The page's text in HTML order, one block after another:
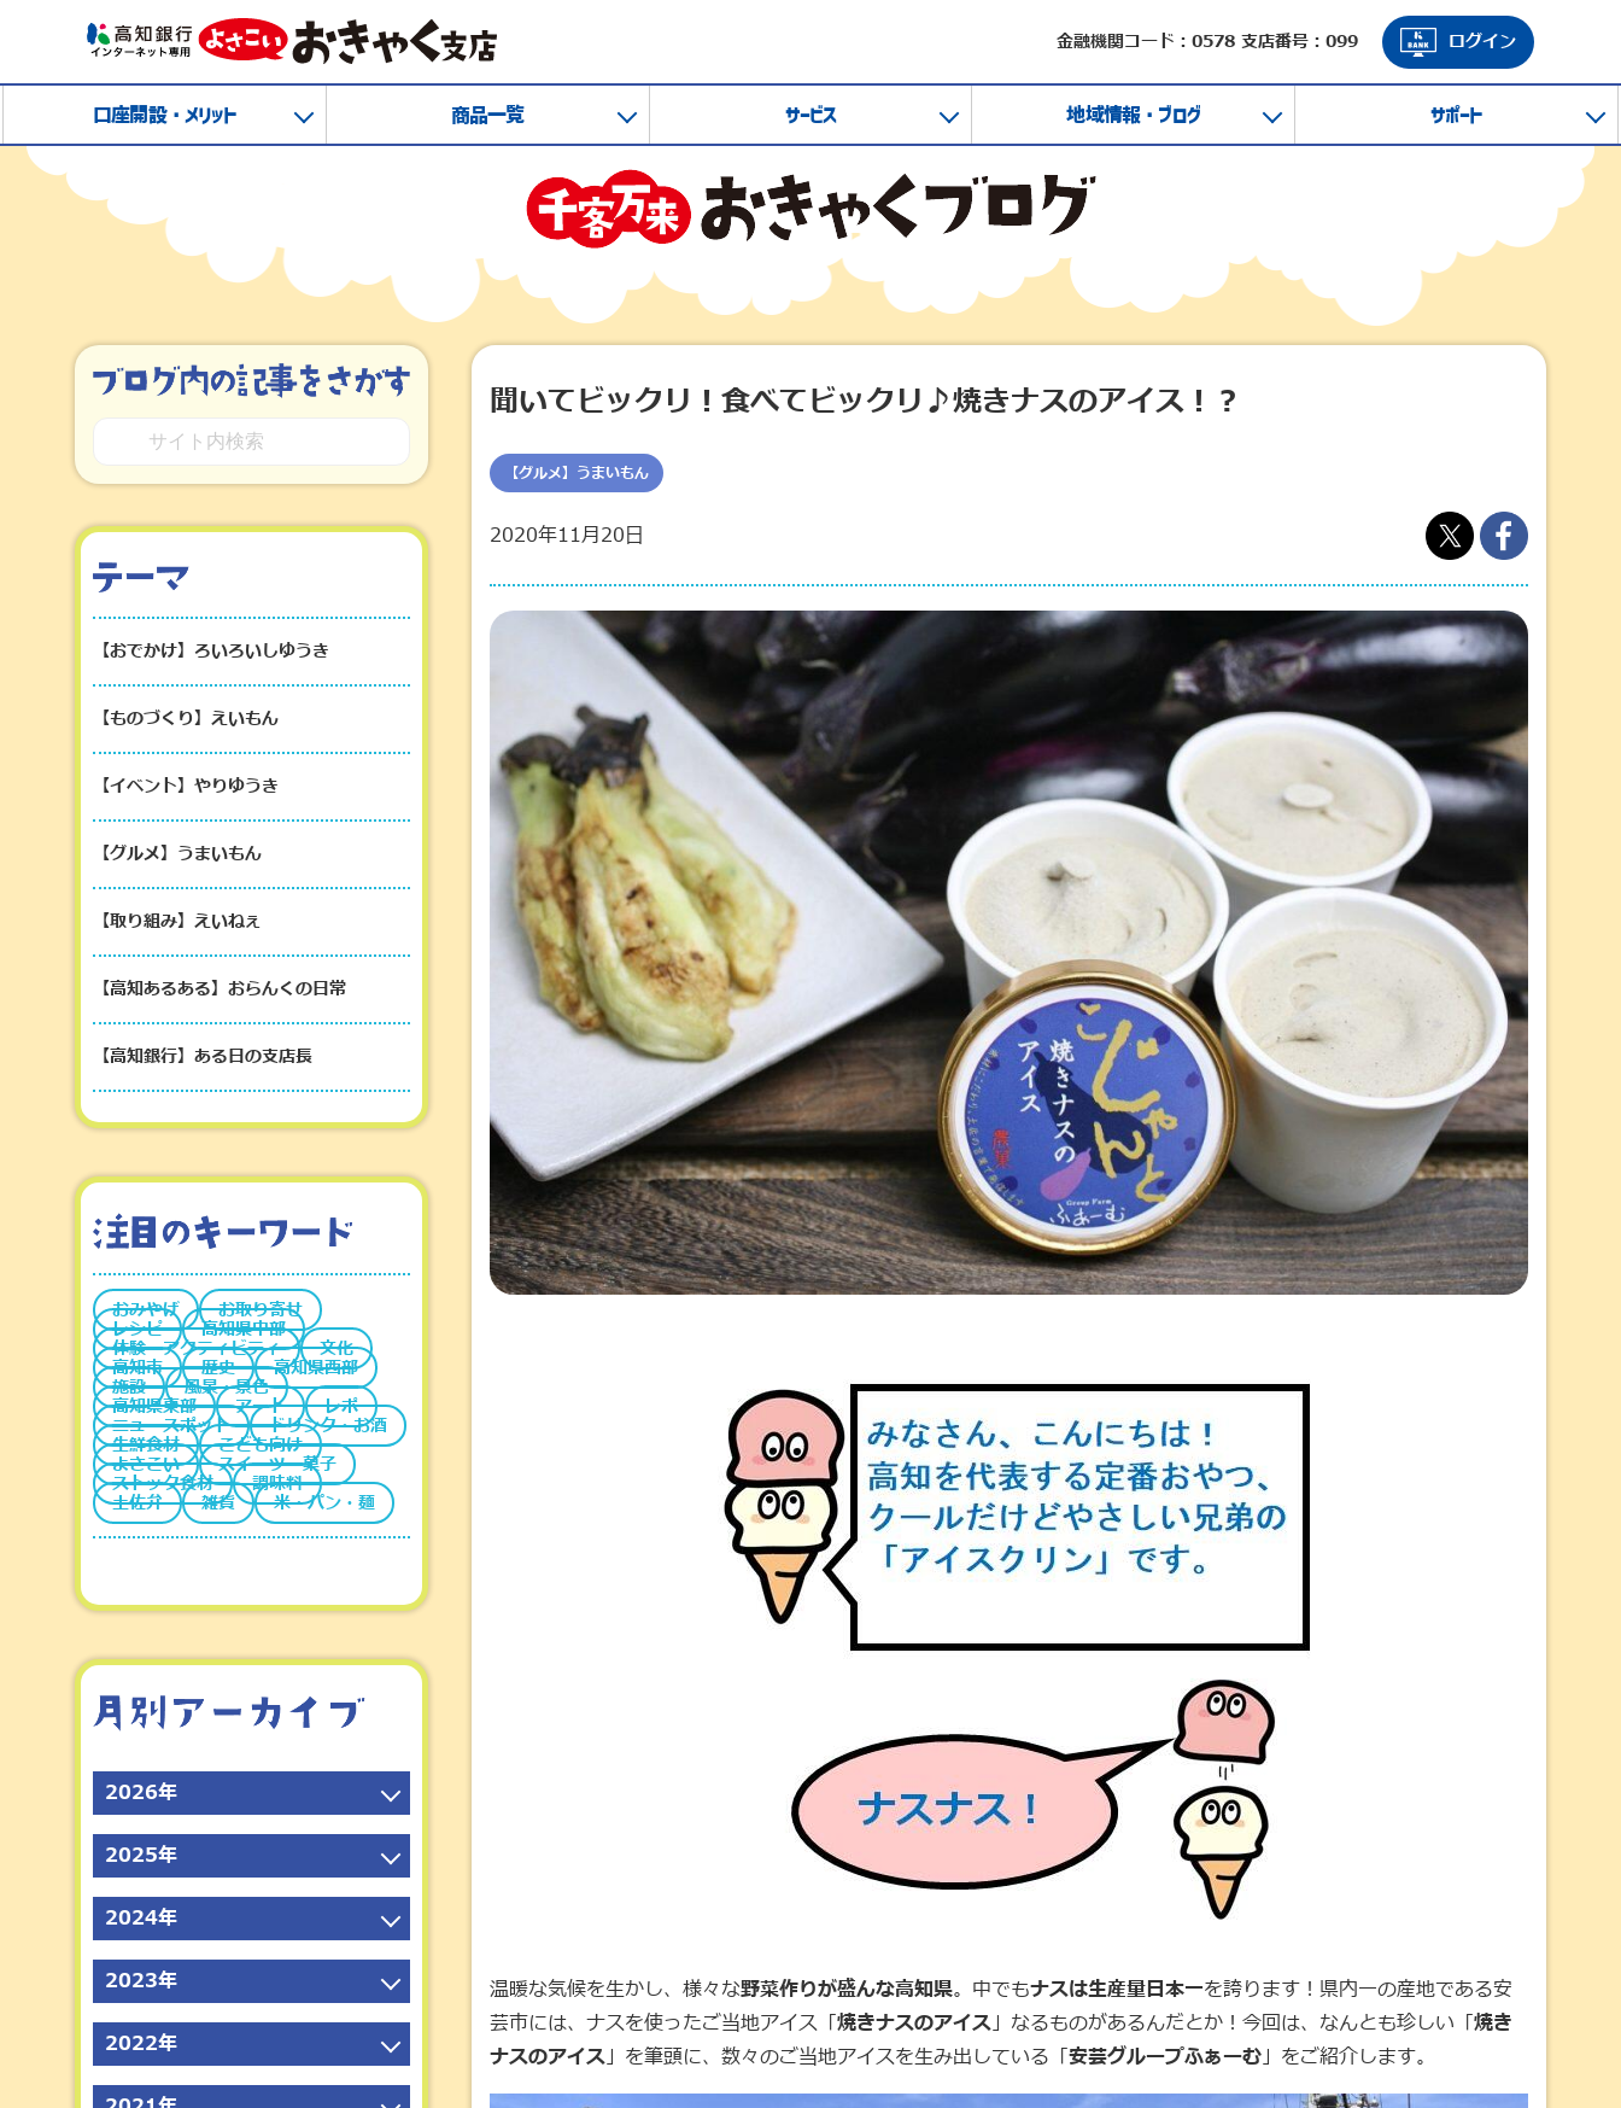
金融機関コード：0578 支店番号：099 ログイン
口座開設・メリット 商品一覧 サービス 地域情報・ブログ サポート
聞いてビックリ！食べてビックリ♪焼きナスのアイス！？
【グルメ】うまいもん
2020年11月20日
温暖な気候を生かし、様々な野菜作りが盛んな高知県。中でもナスは生産量日本一を誇ります！県内一の産地である安
芸市には、ナスを使ったご当地アイス「焼きナスのアイス」なるものがあるんだとか！今回は、なんとも珍しい「焼き
ナスのアイス」を筆頭に、数々のご当地アイスを生み出している「安芸グループふぁーむ」をご紹介します。
【おでかけ】ろいろいしゆうき
【ものづくり】えいもん
【イベント】やりゆうき
【グルメ】うまいもん
【取り組み】えいねぇ
【高知あるある】おらんくの日常
【高知銀行】ある日の支店長
おみやげ お取り寄せ
レシピ 高知県中部
体験・アクティビティ 文化
高知市 歴史 高知県西部
施設 風景・景色
高知県東部 アート レポ
ニュースポット ドリンク・お酒
生鮮食材 こども向け
よさこい スイーツ・菓子
ストック食材 調味料
土佐弁 雑貨 米・パン・麺
2026年
2026年8月
2026年7月
2026年6月
2026年5月
2026年4月
2026年3月
2026年2月
2025年
2025年12月
2025年11月
2025年10月
2025年9月
2025年8月
2025年7月
2024年
2024年12月
2024年11月
2024年10月
2024年9月
2023年
2023年12月
2023年11月
2023年10月
2022年
2022年12月